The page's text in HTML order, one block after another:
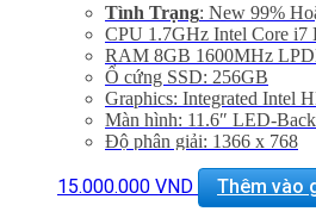
Tình Trạng: New 99%
CPU 1.7GHz Intel Core i7
RAM 8GB 1600MHz
Ổ cứng SSD: 256GB
Graphics: Integrated Intel
Màn hình: 11.6″ LED-
Độ phân giải: 1366 x 768
Khe cắm: Dual USB 3.0
Thiết bị nghe nhìn: 720p
15.000.000 VND Thêm vào